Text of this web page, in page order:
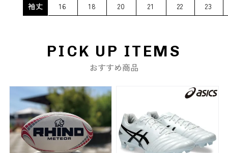
袖丈
16 18 20 21 22 23
PICK UP ITEMS
おすすめ商品